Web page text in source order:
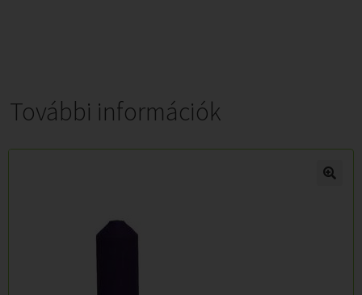
További információk